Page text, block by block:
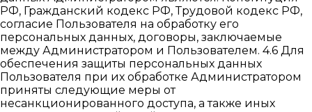
РФ, Гражданский кодекс РФ, Трудовой кодекс РФ,
согласие Пользователя на обработку его
персональных данных, договоры, заключаемые
между Администратором и Пользователем. 4.6 Для
обеспечения защиты персональных данных
Пользователя при их обработке Администратором
приняты следующие меры от
несанкционированного доступа, а также иных